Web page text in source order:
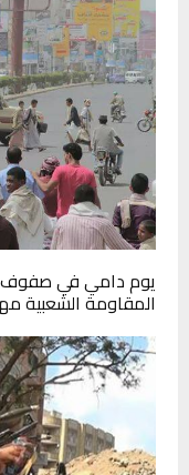
يوم دامي في صفوف
المقاومة الشعبية